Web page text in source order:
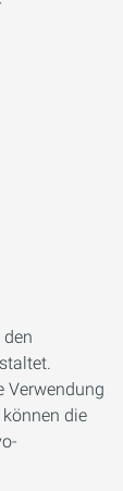
Verwendung
die